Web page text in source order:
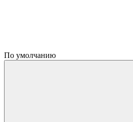
По умолчанию